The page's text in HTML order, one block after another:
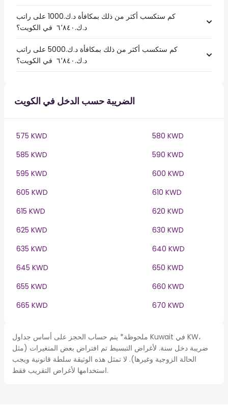
كم ستكسب أكثر من ذلك بمكافأة د.ك.1000 على راتب
د.ك.‏٦٬٨٤٠ ‏ في الكويت؟
كم ستكسب أكثر من ذلك بمكافأة د.ك.5000 على راتب
د.ك.‏٦٬٨٤٠ ‏ في الكويت؟
الضريبة حسب الدخل في الكويت
575 KWD
580 KWD
585 KWD
590 KWD
595 KWD
600 KWD
605 KWD
610 KWD
615 KWD
620 KWD
625 KWD
630 KWD
635 KWD
640 KWD
645 KWD
650 KWD
655 KWD
660 KWD
665 KWD
670 KWD
ملحوظة* يتم حساب الحجز على أساس جداول Kuwait في KW،
ضريبة دخل سنة. لأغراض التبسيط تم افتراض بعض المتغيرات (مثل
الحالة الزوجية وغيرها). لا تمثل هذه الوثيقة سلطة قانونية ويجب
استخدامها لأغراض التقريب فقط.